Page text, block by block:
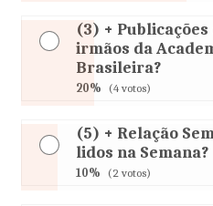
(3) + Publicações
irmãos da
Brasileira?
20% (4 votos)
(5) + Relação
lidos na Semana?
10% (2 votos)